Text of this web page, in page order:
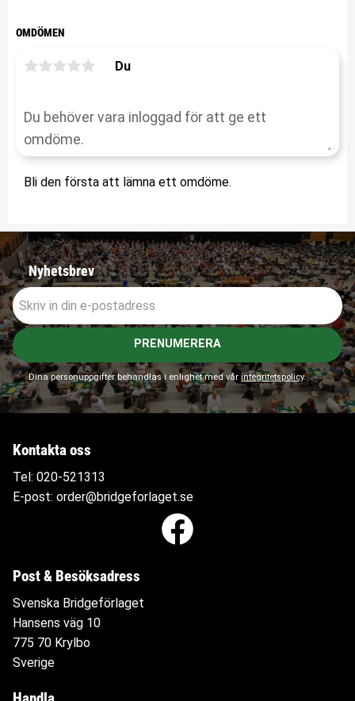
OMDÖMEN
Du
Bli den första att lämna ett omdöme.
Nyhetsbrev
PRENUMERERA
Dina personuppgifter behandlas i enlighet med vår integritetspolicy.
Kontakta oss
Tel: 020-521313
E-post: order@bridgeforlaget.se
Post & Besöksadress
Svenska Bridgeförlaget
Hansens väg 10
775 70 Krylbo
Sverige